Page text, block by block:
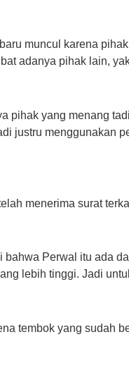
muncul karena
adanya pihak lain,
pihak yang menang
justru menggunakan
menerima surat
bahwa Perwal itu ada
lebih tinggi. Jadi
tembok yang sudah